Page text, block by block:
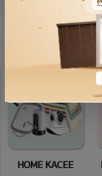
หมวดหมู่
HOME KACEE